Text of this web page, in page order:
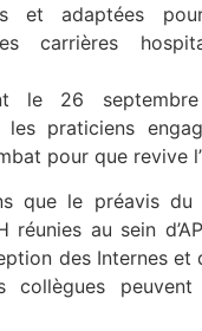
et adaptées
carrières
le 26
les praticiens
pour que revive
que le préavis du
réunies au sein
des Internes
collègues